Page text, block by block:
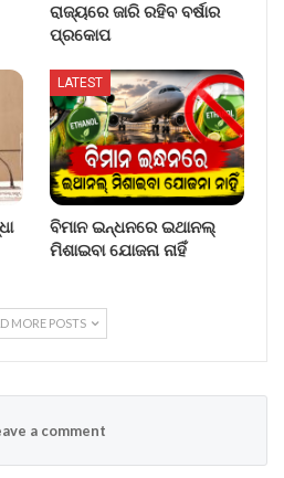
ରାଜ୍ୟରେ ଜାରି ରହିବ ବର୍ଷାର
ପ୍ରକୋପ
LATEST
ବିମାନ ଇନ୍ଧନରେ ଇଥାନଲ୍
ମିଶାଇବା ଯୋଜନା ନାହିଁ
MORE POSTS
a comment